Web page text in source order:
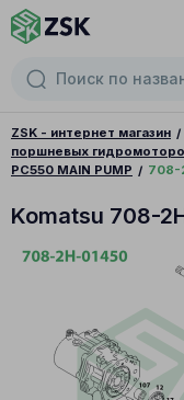
ZSK - интернет магазин
поршневых
PC550 MAIN PUMP
708-
Komatsu 708-